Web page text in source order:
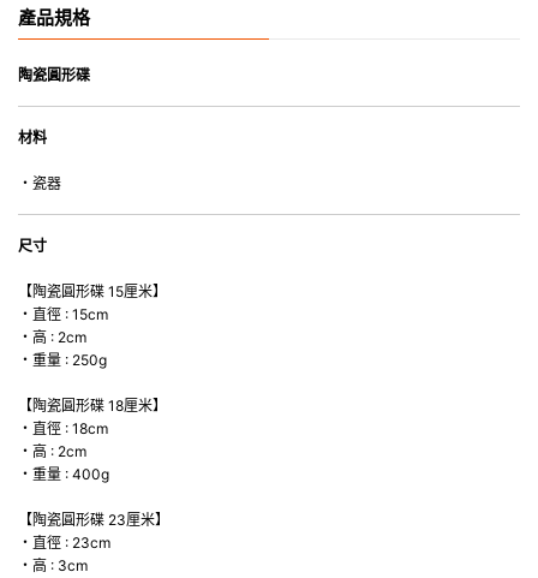
• 可用於洗碗機。
• 合乎食用安全的塗層表面，幾乎不黏，食物容易脫落，清洗方便。
*不可直接用於熱源上
產品規格
陶瓷圓形碟
材料
・瓷器
尺寸
【陶瓷圓形碟 15厘米】
・直徑 : 15cm
・高 : 2cm
・重量 : 250g
【陶瓷圓形碟 18厘米】
・直徑 : 18cm
・高 : 2cm
・重量 : 400g
【陶瓷圓形碟 23厘米】
・直徑 : 23cm
・高 : 3cm